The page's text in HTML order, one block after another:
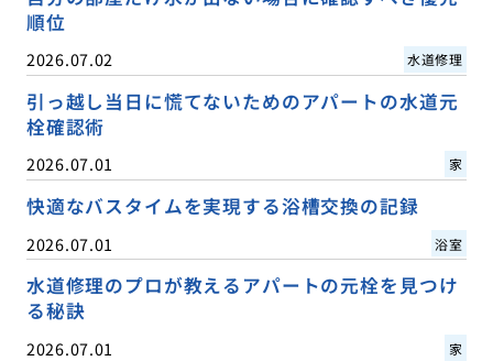
順位
2026.07.02 水道修理
引っ越し当日に慌てないためのアパートの水道元
栓確認術
2026.07.01 家
快適なバスタイムを実現する浴槽交換の記録
2026.07.01 浴室
水道修理のプロが教えるアパートの元栓を見つけ
る秘訣
2026.07.01 家